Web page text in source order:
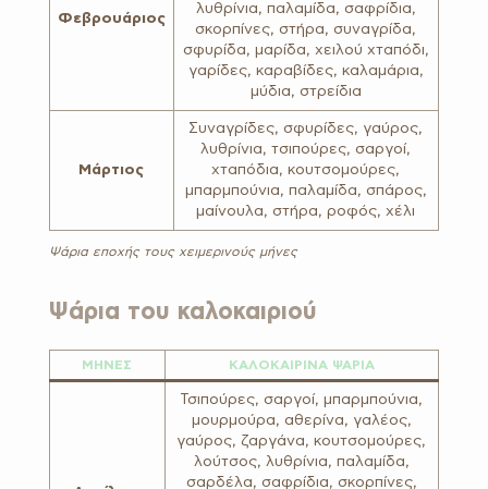
Φεβρουάριος
λυθρίνια, παλαμίδα, σαφρίδια,
σκορπίνες, στήρα, συναγρίδα,
σφυρίδα, μαρίδα, χειλού χταπόδι,
γαρίδες, καραβίδες, καλαμάρια,
μύδια, στρείδια
Μάρτιος
Συναγρίδες, σφυρίδες, γαύρος,
λυθρίνια, τσιπούρες, σαργοί,
χταπόδια, κουτσομούρες,
μπαρμπούνια, παλαμίδα, σπάρος,
μαίνουλα, στήρα, ροφός, χέλι
Ψάρια εποχής τους χειμερινούς μήνες
Ψάρια του καλοκαιριού
ΜΗΝΕΣ ΚΑΛΟΚΑΙΡΙΝΑ ΨΑΡΙΑ
Τσιπούρες, σαργοί, μπαρμπούνια,
μουρμούρα, αθερίνα, γαλέος,
γαύρος, ζαργάνα, κουτσομούρες,
λούτσος, λυθρίνια, παλαμίδα,
σαρδέλα, σαφρίδια, σκορπίνες,